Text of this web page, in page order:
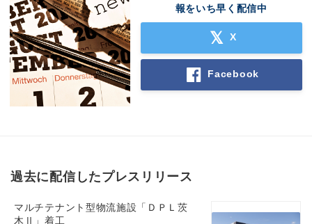
報をいち早く配信中
X
Facebook
過去に配信したプレスリリース
マルチテナント型物流施設「ＤＰＬ茨
木Ⅱ」着工